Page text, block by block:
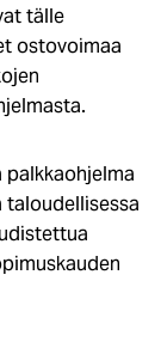
tälle
ostovoimaa
taloudellisessa